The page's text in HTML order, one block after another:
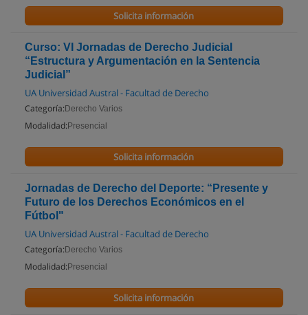
Solicita información
Curso: VI Jornadas de Derecho Judicial
“Estructura y Argumentación en la Sentencia
Judicial”
UA Universidad Austral - Facultad de Derecho
Categoría: Derecho Varios
Modalidad: Presencial
Solicita información
Jornadas de Derecho del Deporte: “Presente y
Futuro de los Derechos Económicos en el
Fútbol"
UA Universidad Austral - Facultad de Derecho
Categoría: Derecho Varios
Modalidad: Presencial
Solicita información